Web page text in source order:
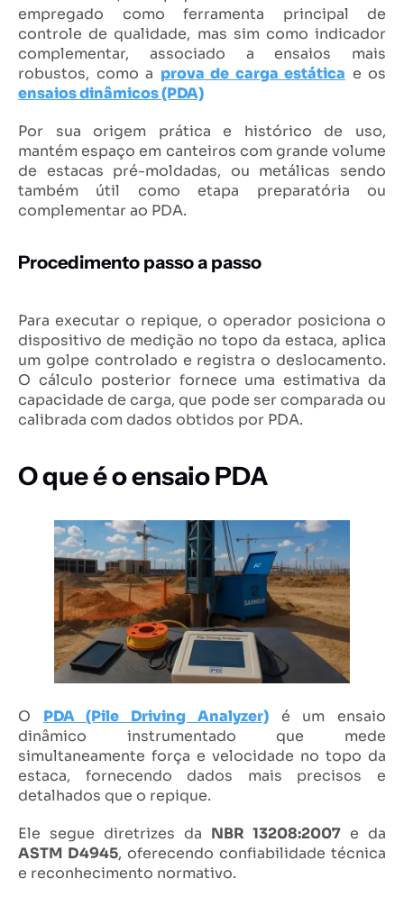
empregado como ferramenta principal de
controle de qualidade, mas sim como indicador
complementar, associado a ensaios mais
robustos, como a prova de carga estática e os
ensaios dinâmicos (PDA)
Por sua origem prática e histórico de uso,
mantém espaço em canteiros com grande volume
de estacas pré-moldadas, ou metálicas sendo
também útil como etapa preparatória ou
complementar ao PDA.
Procedimento passo a passo
Para executar o repique, o operador posiciona o
dispositivo de medição no topo da estaca, aplica
um golpe controlado e registra o deslocamento.
O cálculo posterior fornece uma estimativa da
capacidade de carga, que pode ser comparada ou
calibrada com dados obtidos por PDA.
O que é o ensaio PDA
O PDA (Pile Driving Analyzer)é um ensaio
dinâmico instrumentado que mede
simultaneamente força e velocidade no topo da
estaca, fornecendo dados mais precisos e
detalhados que o repique.
Ele segue diretrizes da NBR 13208:2007 e da
ASTM D4945, oferecendo confiabilidade técnica
e reconhecimento normativo.